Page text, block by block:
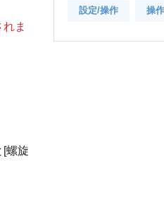
ま
[螺旋
設定/操作 操作